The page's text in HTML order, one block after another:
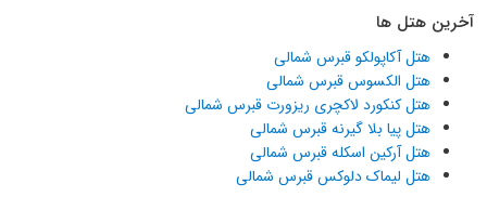
آخرین هتل ها
هتل آکاپولکو قبرس شمالی
هتل الکسوس قبرس شمالی
هتل کنکورد لاکچری ریزورت قبرس شمالی
هتل پیا بلا گیرنه قبرس شمالی
هتل آرکین اسکله قبرس شمالی
هتل لیماک دلوکس قبرس شمالی